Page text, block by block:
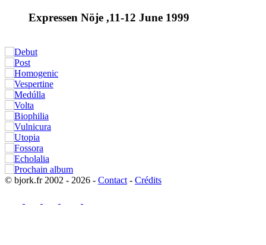
Expressen Nöje ,11-12 June 1999
© bjork.fr 2002 - 2026 - Contact - Crédits